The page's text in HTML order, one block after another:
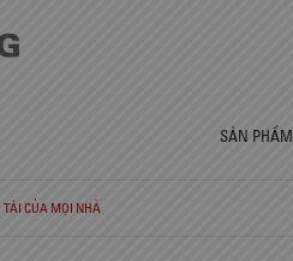
SẢN PHẨM
TẢI CỦA MỌI NHÀ